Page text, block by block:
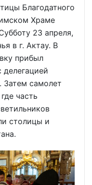
Благодатного
Храме
23 апреля,
в г. Актау. В
прибыл
делегацией
Затем самолет
часть
столицы и